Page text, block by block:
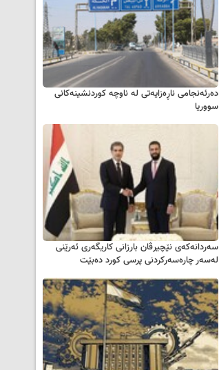
دەرئەنجامی ناڕەزایەتی لە ناوچە کوردنشینەکانی
سووریا
سه‌ردانه‌کەی نێچیرڤان بارزانی كاریگه‌ری ئه‌رێنی
له‌سه‌ر چاره‌سه‌ركردنی پرسی كورد ده‌بێت